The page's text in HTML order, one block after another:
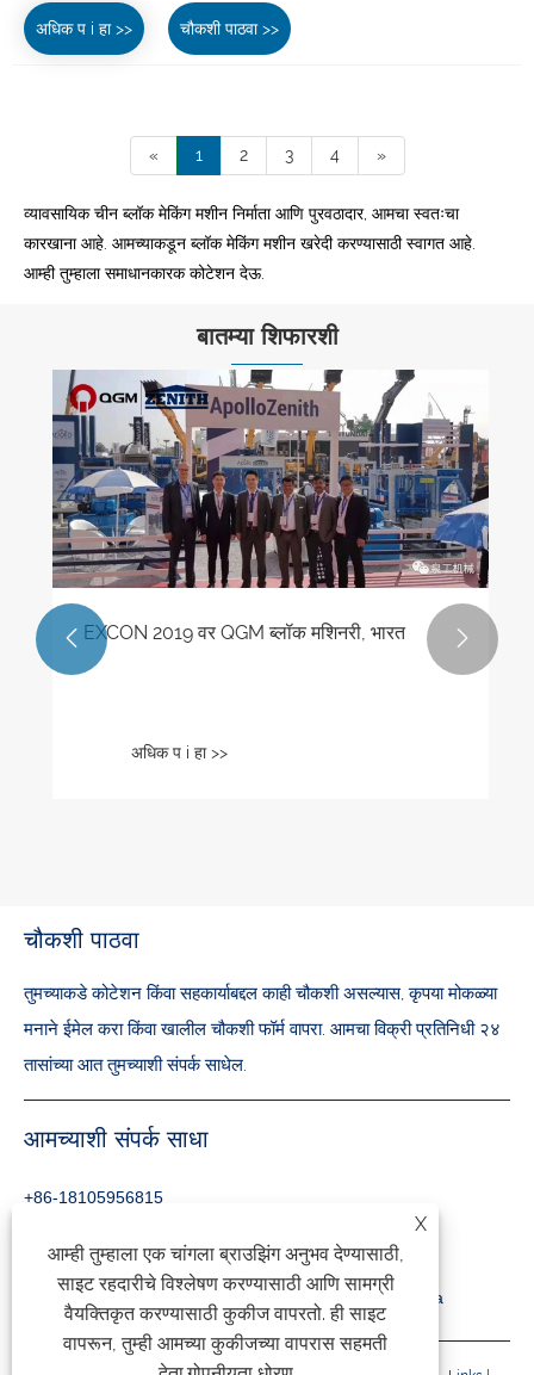
अधिक प i हा >> चौकशी पाठवा >>
« 1 2 3 4 »
व्यावसायिक चीन ब्लॉक मेकिंग मशीन निर्माता आणि पुरवठादार, आमचा स्वतःचा
कारखाना आहे. आमच्याकडून ब्लॉक मेकिंग मशीन खरेदी करण्यासाठी स्वागत आहे.
आम्ही तुम्हाला समाधानकारक कोटेशन देऊ.
बातम्या शिफारशी
EXCON 2019 वर QGM ब्लॉक मशिनरी, भारत
अधिक प i हा >>
 
चौकशी पाठवा
तुमच्याकडे कोटेशन किंवा सहकार्याबद्दल काही चौकशी असल्यास, कृपया मोकळ्या
मनाने ईमेल करा किंवा खालील चौकशी फॉर्म वापरा. आमचा विक्री प्रतिनिधी २४
तासांच्या आत तुमच्याशी संपर्क साधेल.
आमच्याशी संपर्क साधा
+86-18105956815
inquiry@qzmachine.com
No.777, Zhangban Town, TIA, Quanzhou, Fujian, China
X
आम्ही तुम्हाला एक चांगला ब्राउझिंग अनुभव देण्यासाठी,
साइट रहदारीचे विश्लेषण करण्यासाठी आणि सामग्री
वैयक्तिकृत करण्यासाठी कुकीज वापरतो. ही साइट
वापरून, तुम्ही आमच्या कुकीजच्या वापरास सहमती